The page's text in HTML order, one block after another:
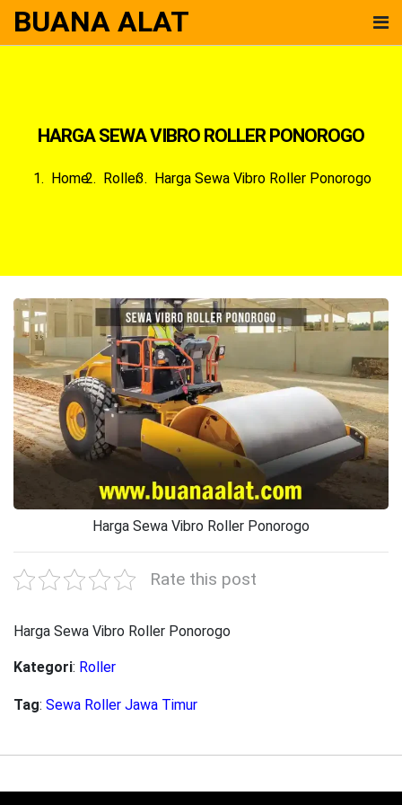
BUANA ALAT
HARGA SEWA VIBRO ROLLER PONOROGO
Home Roller Harga Sewa Vibro Roller Ponorogo
Harga Sewa Vibro Roller Ponorogo
Rate this post
Harga Sewa Vibro Roller Ponorogo
Kategori: Roller
Tag: Sewa Roller Jawa Timur